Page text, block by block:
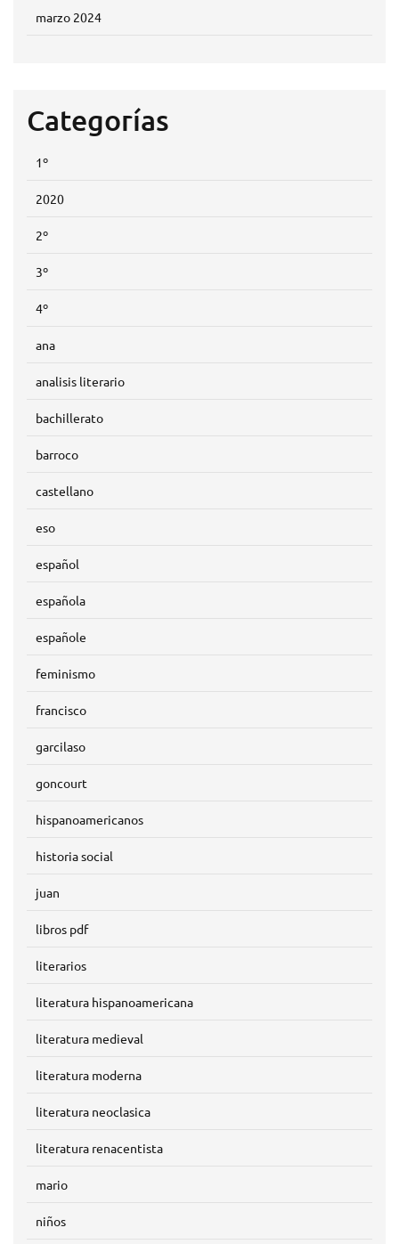
marzo 2024
Categorías
1º
2020
2º
3º
4º
ana
analisis literario
bachillerato
barroco
castellano
eso
español
española
españole
feminismo
francisco
garcilaso
goncourt
hispanoamericanos
historia social
juan
libros pdf
literarios
literatura hispanoamericana
literatura medieval
literatura moderna
literatura neoclasica
literatura renacentista
mario
niños